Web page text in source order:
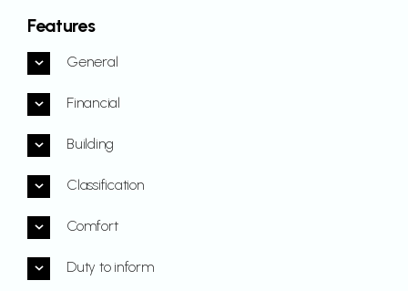
Features
General
Financial
Building
Classification
Comfort
Duty to inform